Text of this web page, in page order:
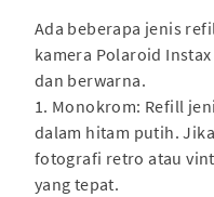
Ada beberapa jenis
kamera Polaroid
dan berwarna.
1. Monokrom: Refill
dalam hitam putih.
fotografi retro atau
yang tepat.